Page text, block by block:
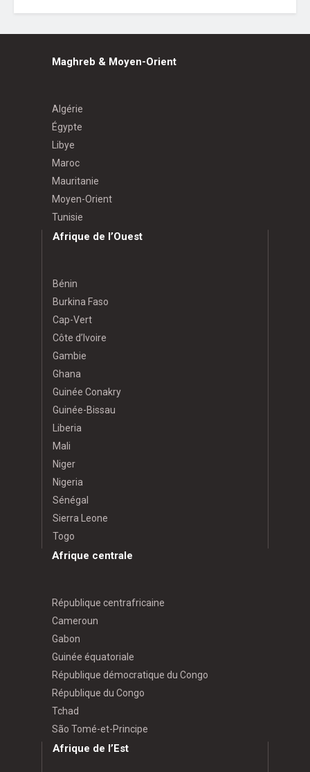
Maghreb & Moyen-Orient
Algérie
Égypte
Libye
Maroc
Mauritanie
Moyen-Orient
Tunisie
Afrique de l’Ouest
Bénin
Burkina Faso
Cap-Vert
Côte d’Ivoire
Gambie
Ghana
Guinée Conakry
Guinée-Bissau
Liberia
Mali
Niger
Nigeria
Sénégal
Sierra Leone
Togo
Afrique centrale
République centrafricaine
Cameroun
Gabon
Guinée équatoriale
République démocratique du Congo
République du Congo
Tchad
São Tomé-et-Principe
Afrique de l’Est